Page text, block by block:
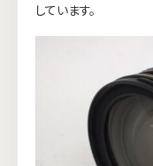
しています。